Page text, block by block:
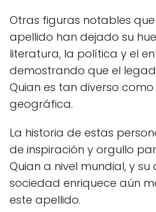
Otras figuras notables
apellido han dejado su
literatura, la política y el
demostrando que el
Quian es tan diverso
geográfica.
La historia de estas
de inspiración y orgullo
Quian a nivel mundial, y
sociedad enriquece aún
este apellido.